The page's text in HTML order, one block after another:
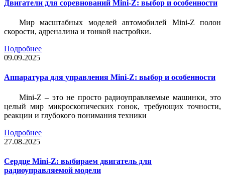
Двигатели для соревнований Mini-Z: выбор и особенности
Мир масштабных моделей автомобилей Mini-Z полон
скорости, адреналина и тонкой настройки.
Подробнее
09.09.2025
Аппаратура для управления Mini-Z: выбор и особенности
Mini-Z – это не просто радиоуправляемые машинки, это
целый мир микроскопических гонок, требующих точности,
реакции и глубокого понимания техники
Подробнее
27.08.2025
Сердце Mini-Z: выбираем двигатель для
радиоуправляемой модели